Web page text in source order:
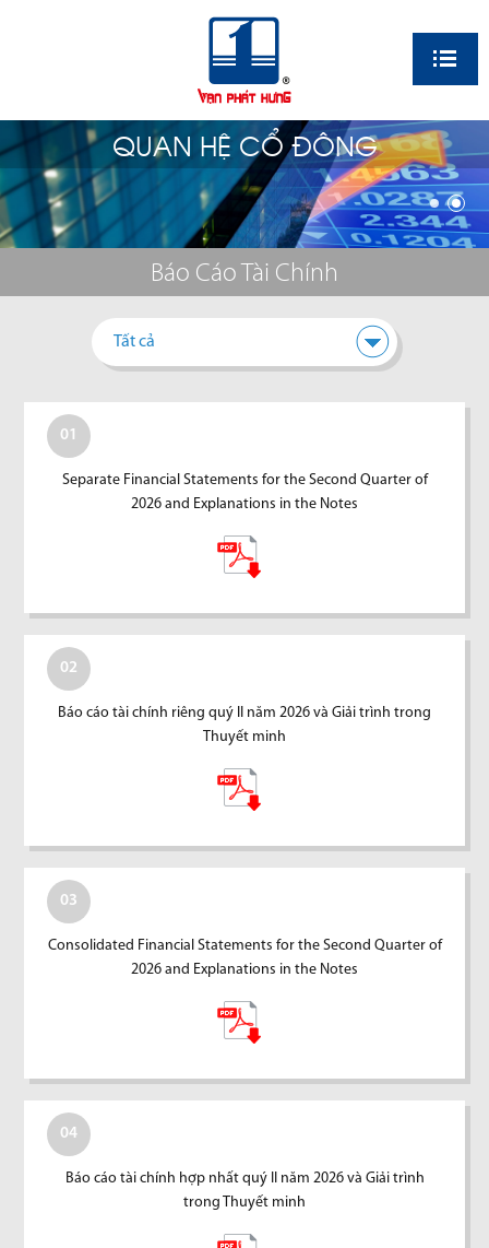
QUAN HỆ CỔ ĐÔNG
Báo Cáo Tài Chính
Tất cả
01
Separate Financial Statements for the Second Quarter of
2026 and Explanations in the Notes
02
Báo cáo tài chính riêng quý II năm 2026 và Giải trình trong
Thuyết minh
03
Consolidated Financial Statements for the Second Quarter of
2026 and Explanations in the Notes
04
Báo cáo tài chính hợp nhất quý II năm 2026 và Giải trình
trong Thuyết minh